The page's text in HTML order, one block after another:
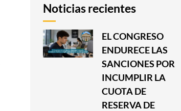
EL CONGRESO
ENDURECE LAS
SANCIONES POR
INCUMPLIR LA
CUOTA DE
RESERVA DE
Noticias recientes